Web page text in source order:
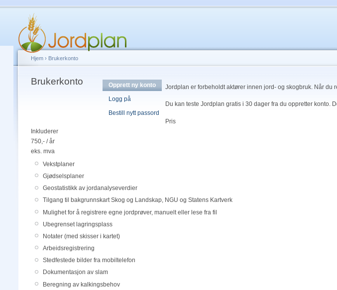
Hjem › Brukerkonto
Brukerkonto
Opprett ny konto
Logg på
Bestill nytt passord
Jordplan er forbeholdt aktører innen jord- og skogbruk. Når du
Du kan teste Jordplan gratis i 30 dager fra du oppretter konto.
Pris
Inkluderer
750,- / år
eks. mva
Vekstplaner
Gjødselsplaner
Geostatistikk av jordanalyseverdier
Tilgang til bakgrunnskart Skog og Landskap, NGU og Statens Kartverk
Mulighet for å registrere egne jordprøver, manuelt eller lese fra fil
Ubegrenset lagringsplass
Notater (med skisser i kartet)
Arbeidsregistrering
Stedfestede bilder fra mobiltelefon
Dokumentasjon av slam
Beregning av kalkingsbehov